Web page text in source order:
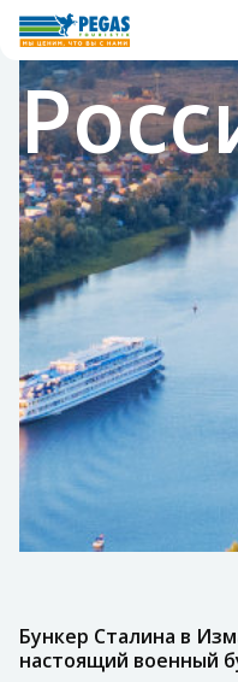
Бункер Сталина в
настоящий военный